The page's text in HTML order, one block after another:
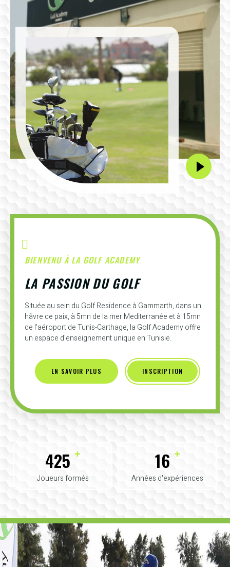
BIENVENU À LA GOLF ACADEMY
LA PASSION DU GOLF
Située au sein du Golf Residence à Gammarth, dans un
hâvre de paix, à 5mn de la mer Mediterranée et à 15mn
de l'aéroport de Tunis-Carthage, la Golf Academy offre
un espace d'enseignement unique en Tunisie.
EN SAVOIR PLUS INSCRIPTION
425 +
Joueurs formés
16 +
Années d'expériences